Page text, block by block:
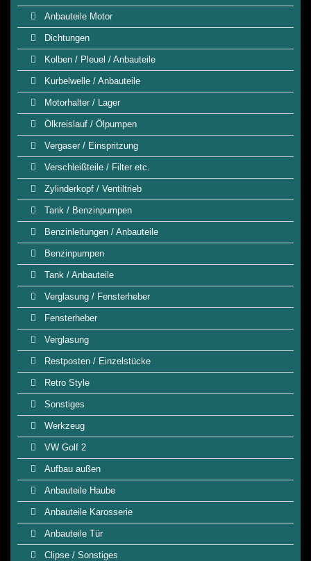
Anbauteile Motor
Dichtungen
Kolben / Pleuel / Anbauteile
Kurbelwelle / Anbauteile
Motorhalter / Lager
Ölkreislauf / Ölpumpen
Vergaser / Einspritzung
Verschleißteile / Filter etc.
Zylinderkopf / Ventiltrieb
Tank / Benzinpumpen
Benzinleitungen / Anbauteile
Benzinpumpen
Tank / Anbauteile
Verglasung / Fensterheber
Fensterheber
Verglasung
Restposten / Einzelstücke
Retro Style
Sonstiges
Werkzeug
VW Golf 2
Aufbau außen
Anbauteile Haube
Anbauteile Karosserie
Anbauteile Tür
Clipse / Sonstiges